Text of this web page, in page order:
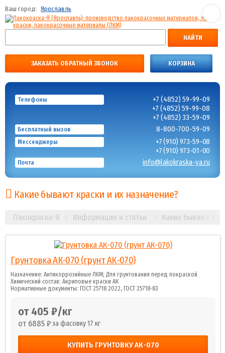
Ваш город: Ярославль
НАЙТИ
ЗАКАЗАТЬ ОБРАТНЫЙ ЗВОНОК КОРЗИНА
Телефоны
+7 (4852) 59-99-09
+7 (4852) 59-99-08
+7 (4852) 33-59-09
Бесплатный вызов 8-800-700-59-09
Мессенджеры
+7 (910) 973-59-08
+7 (910) 973-01-00
Почта info@lakokraska-ya.ru
Какие бывают краски и их назначение?
Лакокраска-Я Информация и статьи Какие бывают
Грунтовка АК-070 (грунт АК-070)
Назначение: Антикоррозийные ЛКМ; Для грунтования перед покраской
Химический состав: Акриловые краски АК
Нормативные документы: ГОСТ 25718 2022, ГОСТ 25718-83
от 405 ₽/кг
от 6885 ₽за фасовку 17 кг
КУПИТЬ ГРУНТОВКУ АК-070